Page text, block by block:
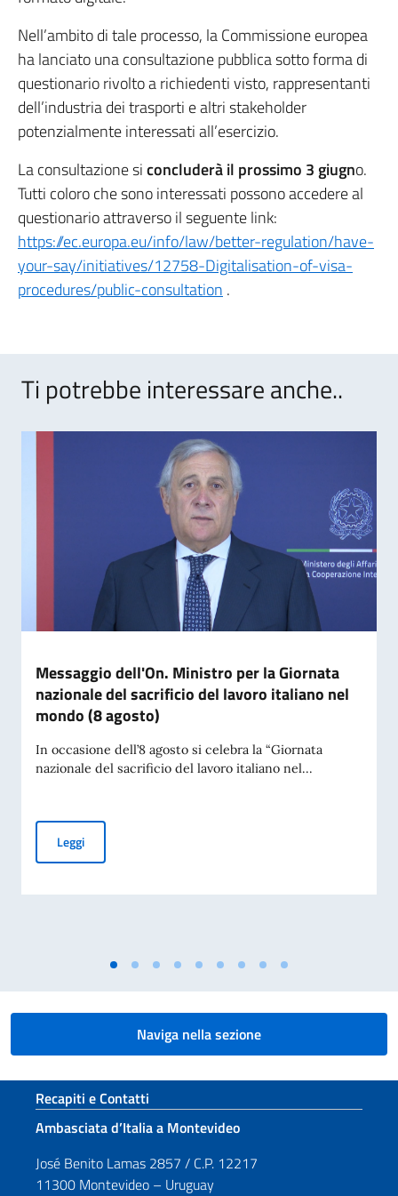
Nell’ambito di tale processo, la Commissione europea
ha lanciato una consultazione pubblica sotto forma di
questionario rivolto a richiedenti visto, rappresentanti
dell’industria dei trasporti e altri stakeholder
potenzialmente interessati all’esercizio.
La consultazione siconcluderà il prossimo 3 giugno.
Tutti coloro che sono interessati possono accedere al
questionario attraverso il seguente link:
https://ec.europa.eu/info/law/better-regulation/have-
your-say/initiatives/12758-Digitalisation-of-visa-
procedures/public-consultation .
Ti potrebbe interessare anche..
Messaggio dell'On. Ministro per la Giornata
nazionale del sacrificio del lavoro italiano nel
mondo (8 agosto)
In occasione dell’8 agosto si celebra la “Giornata
nazionale del sacrificio del lavoro italiano nel...
LeggiMessaggio dell'On. Ministro per la Giornata nazionale del
Naviga nella sezione
Sezione footer
Recapiti e Contatti
Ambasciata d’Italia a Montevideo
José Benito Lamas 2857 / C.P. 12217
11300 Montevideo – Uruguay